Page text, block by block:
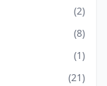
(2)
(8)
(1)
(21)